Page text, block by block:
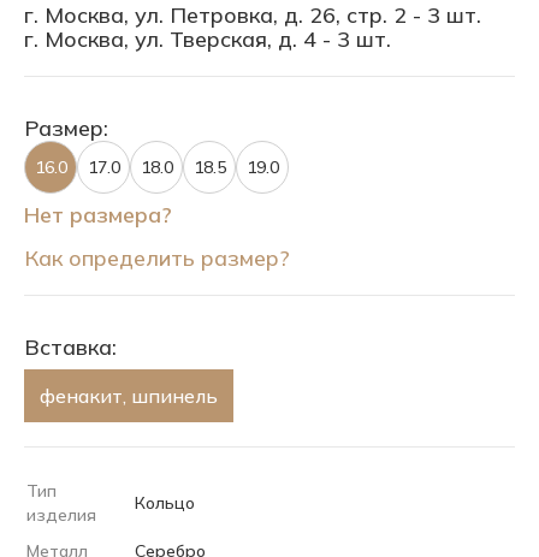
г. Москва, ул. Петровка, д. 26, стр. 2 - 3 шт.
г. Москва, ул. Тверская, д. 4 - 3 шт.
Размер:
16.0 17.0 18.0 18.5 19.0
Нет размера?
Как определить размер?
Вставка:
фенакит, шпинель
Тип
изделия
Кольцо
Металл
Серебро